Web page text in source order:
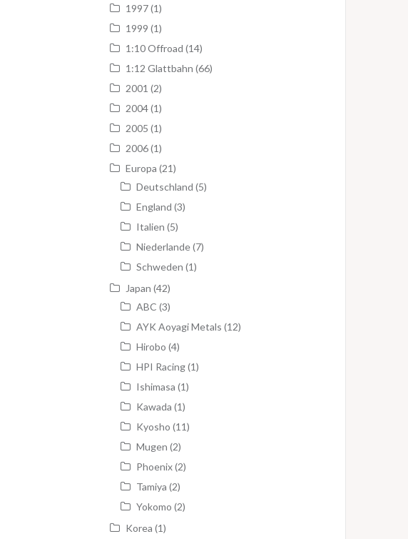
1997(1)
1999 (1)
1:10 Offroad (14)
1:12 Glattbahn (66)
2001 (2)
2004(1)
2005 (1)
2006(1)
Europa (21)
Deutschland (5)
England (3)
Italien (5)
Niederlande(7)
Schweden (1)
Japan (42)
ABC (3)
AYK Aoyagi Metals (12)
Hirobo (4)
HPI Racing(1)
Ishimasa (1)
Kawada (1)
Kyosho (11)
Mugen (2)
Phoenix(2)
Tamiya (2)
Yokomo (2)
Korea (1)